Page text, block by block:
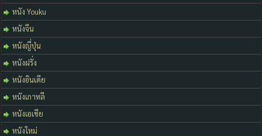
หนัง Youku
หนังจีน
หนังญี่ปุ่น
หนังฝรั่ง
หนังอินเดีย
หนังเกาหลี
หนังเอเชีย
หนังใหม่